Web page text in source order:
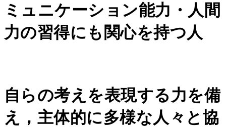
ミュニケーション能力・人間
力の習得にも関心を持つ人
自らの考えを表現する力を備
え，主体的に多様な人々と協